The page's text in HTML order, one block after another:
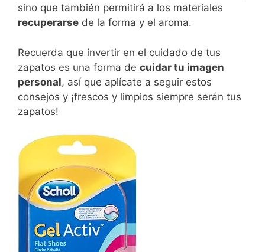
sino que también permitirá a los materiales
recuperarse de la forma y el aroma.
Recuerda que invertir en el cuidado de tus
zapatos es una forma de cuidar tu imagen
personal, así que aplícate a seguir estos
consejos y ¡frescos y limpios siempre serán tus
zapatos!